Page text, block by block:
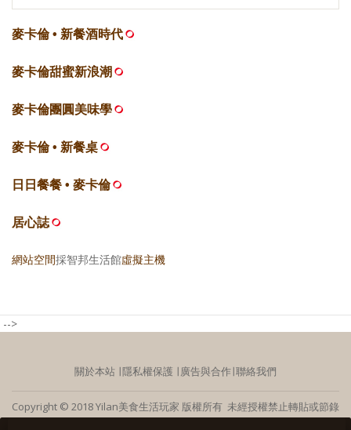
麥卡倫 • 新餐酒時代
麥卡倫甜蜜新浪潮
麥卡倫團圓美味學
麥卡倫 • 新餐桌
日日餐餐 • 麥卡倫
居心誌
網站空間採智邦生活館虛擬主機
-->
關於本站 ∣隱私權保護 ∣廣告與合作∣聯絡我們
Copyright © 2018 Yilan美食生活玩家 版權所有 未經授權禁止轉貼或節錄